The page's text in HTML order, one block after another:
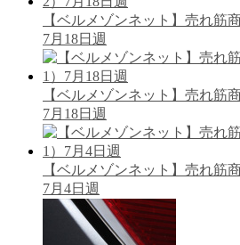
【ベルメゾンネット】売れ筋
7月18日週
【ベルメゾンネット】売れ筋
7月18日週
【ベルメゾンネット】売れ筋
7月4日週